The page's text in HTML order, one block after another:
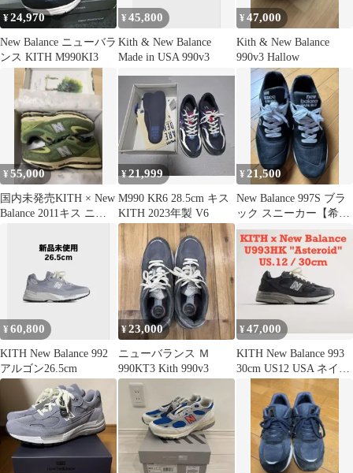
¥24,970
New Balance ニューバラ
ンス KITH M990KI3
¥45,800
Kith & New Balance
Made in USA 990v3
¥47,000
Kith & New Balance
990v3 Hallow
¥55,000
国内未発売KITH × New
Balance 2011キス ニュ
¥21,999
M990 KR6 28.5cm キス
KITH 2023年製 V6
¥ 21,500
New Balance 997S ブラ
ック スニーカー【希少
美品】
¥60,800
KITH New Balance 992
アルゴン26.5cm
¥23,000
ニューバランス Ｍ
990KT3 Kith 990v3
¥47,000
KITH New Balance 993
30cm US12 USA ネイビ